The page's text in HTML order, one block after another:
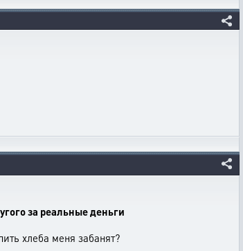
за реальные деньги
хлеба меня забанят?